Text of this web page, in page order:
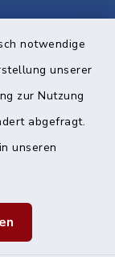
notwendige
unserer
zur Nutzung
abgefragt.
unseren